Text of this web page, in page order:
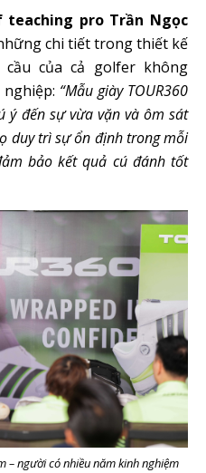
teaching pro Trần Ngọc
chi tiết trong thiết kế
của cả golfer không
“Mẫu giày TOUR360
ý đến sự vừa vặn và ôm sát
duy trì sự ổn định trong mỗi
bảo kết quả cú đánh tốt
– người có nhiều năm kinh nghiệm